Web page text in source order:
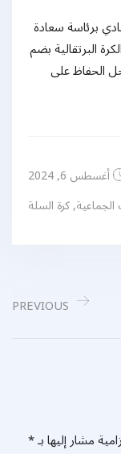
برئاسة سعادة
البرتقالية بضم
الحفاظ على
أغسطس 6, 2024
الجماعية,كرة السلة
PREVIOUS
مشار إليها بـ*